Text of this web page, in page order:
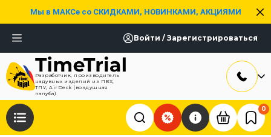
Мы в МАКСе со СКИДКАМИ, НОВИНКАМИ, АКЦИЯМИ
Войти / Зарегистрироваться
Разработчик, производитель
надувных изделий из ПВХ,
ТПУ, AirDeck (воздушная
палуба)
0